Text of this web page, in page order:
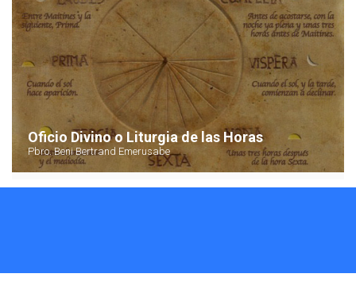
Oficio Divino o Liturgia de las Horas
Pbro. Beni Bertrand Emerusabe